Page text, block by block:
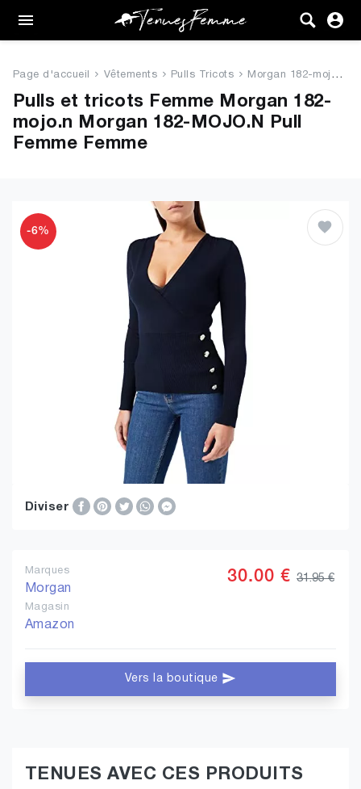
Femme
Vêtements
Chaussures
VENTE
Page d'accueil Vêtements Pulls Tricots Morgan 182-mojo.n Morgan 182-M...
Pulls et tricots Femme Morgan 182-
mojo.n Morgan 182-MOJO.N Pull
Femme Femme
-6%
Diviser
Marques
Morgan
Magasin
Amazon
30.00 € 31.95 €
Vers la boutique
TENUES AVEC CES PRODUITS